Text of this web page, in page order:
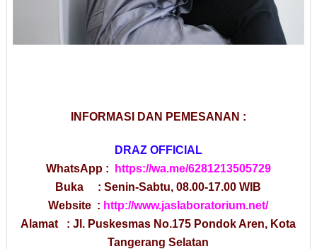
INFORMASI DAN PEMESANAN :
DRAZ OFFICIAL
WhatsApp :
https://wa.me/6281213505729
Buka : Senin-Sabtu, 08.00-17.00 WIB
Website : http://www.jaslaboratorium.net/
Alamat : Jl. Puskesmas No.175 Pondok Aren, Kota
Tangerang Selatan